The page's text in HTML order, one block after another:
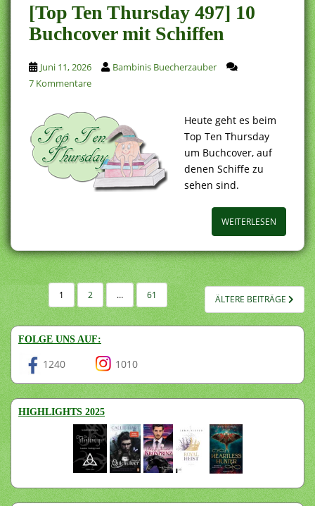
[Top Ten Thursday 497] 10
Buchcover mit Schiffen
Juni 11, 2026
Bambinis Buecherzauber
7 Kommentare
Heute geht es beim
Top Ten Thursday
um Buchcover, auf
denen Schiffe zu
sehen sind.
WEITERLESEN
SEITENNUMMERIERUNG
DER
BEITRÄGE
1 2 … 61 ÄLTERE BEITRÄGE
FOLGE UNS AUF:
1240 1010
HIGHLIGHTS 2025